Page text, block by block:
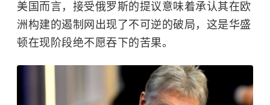
美国而言，接受俄罗斯的提议意味着承认其在欧
洲构建的遏制网出现了不可逆的破局，这是华盛
顿在现阶段绝不愿吞下的苦果。